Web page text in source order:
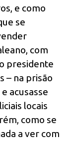
e como
se
com
presidente
– na prisão
acusasse
locais
como se
a ver com